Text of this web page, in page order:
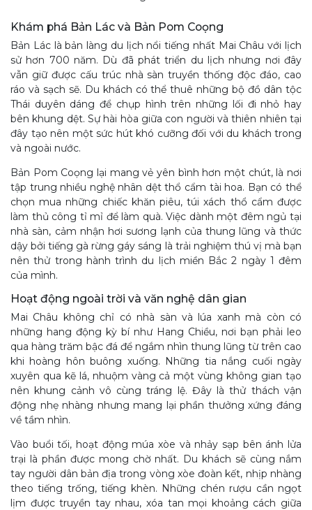
Khám phá Bản Lác và Bản Pom Coọng
Bản Lác là bản làng du lịch nổi tiếng nhất Mai Châu với lịch
sử hơn 700 năm. Dù đã phát triển du lịch nhưng nơi đây
vẫn giữ được cấu trúc nhà sàn truyền thống độc đáo, cao
ráo và sạch sẽ. Du khách có thể thuê những bộ đồ dân tộc
Thái duyên dáng để chụp hình trên những lối đi nhỏ hay
bên khung dệt. Sự hài hòa giữa con người và thiên nhiên tại
đây tạo nên một sức hút khó cưỡng đối với du khách trong
và ngoài nước.
Bản Pom Coọng lại mang vẻ yên bình hơn một chút, là nơi
tập trung nhiều nghệ nhân dệt thổ cẩm tài hoa. Bạn có thể
chọn mua những chiếc khăn piêu, túi xách thổ cẩm được
làm thủ công tỉ mỉ để làm quà. Việc dành một đêm ngủ tại
nhà sàn, cảm nhận hơi sương lạnh của thung lũng và thức
dậy bởi tiếng gà rừng gáy sáng là trải nghiệm thú vị mà bạn
nên thử trong hành trình du lịch miền Bắc 2 ngày 1 đêm
của mình.
Hoạt động ngoài trời và văn nghệ dân gian
Mai Châu không chỉ có nhà sàn và lúa xanh mà còn có
những hang động kỳ bí như Hang Chiều, nơi bạn phải leo
qua hàng trăm bậc đá để ngắm nhìn thung lũng từ trên cao
khi hoàng hôn buông xuống. Những tia nắng cuối ngày
xuyên qua kẽ lá, nhuộm vàng cả một vùng không gian tạo
nên khung cảnh vô cùng tráng lệ. Đây là thử thách vận
động nhẹ nhàng nhưng mang lại phần thưởng xứng đáng
về tầm nhìn.
Vào buổi tối, hoạt động múa xòe và nhảy sạp bên ánh lửa
trại là phần được mong chờ nhất. Du khách sẽ cùng nắm
tay người dân bản địa trong vòng xòe đoàn kết, nhịp nhàng
theo tiếng trống, tiếng khèn. Những chén rượu cần ngọt
lịm được truyền tay nhau, xóa tan mọi khoảng cách giữa